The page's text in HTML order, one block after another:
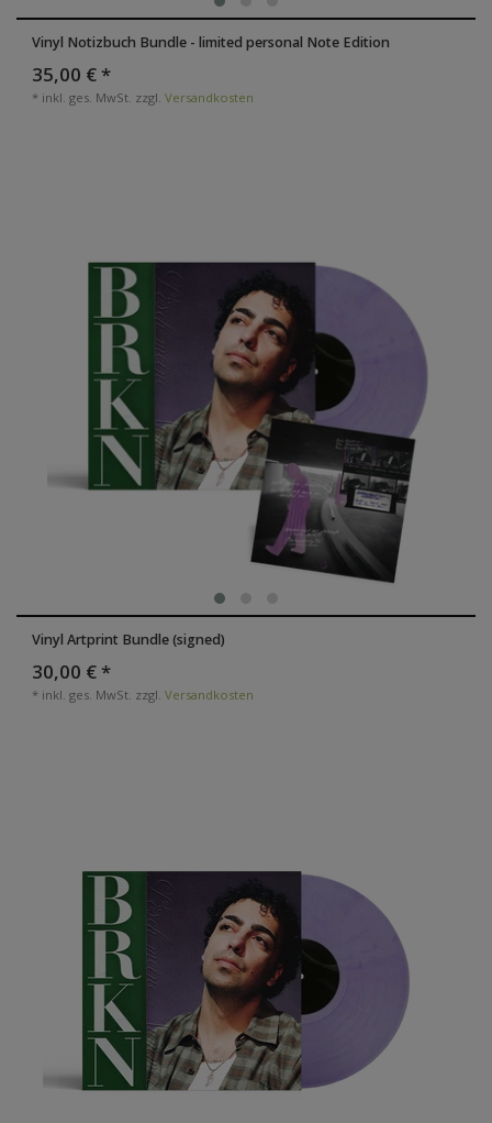
Vinyl Notizbuch Bundle - limited personal Note Edition
35,00 € *
* inkl. ges. MwSt. zzgl. Versandkosten
Vinyl Artprint Bundle (signed)
30,00 € *
* inkl. ges. MwSt. zzgl. Versandkosten